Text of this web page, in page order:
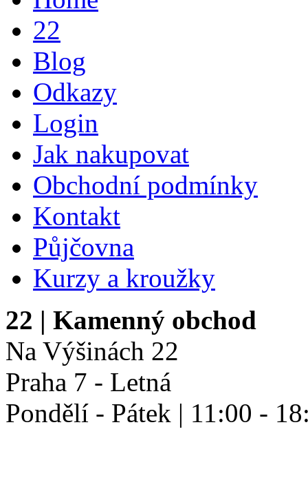
22
Blog
Odkazy
Login
Jak nakupovat
Obchodní podmínky
Kontakt
Půjčovna
Kurzy a kroužky
22 | Kamenný obchod
Na Výšinách 22
Praha 7 - Letná
Pondělí - Pátek | 11:00 -